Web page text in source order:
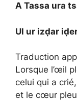
A Tassa ura
Ul ur izḍar
Traduction
Lorsque l’œil
celui qui a crié,
et le cœur